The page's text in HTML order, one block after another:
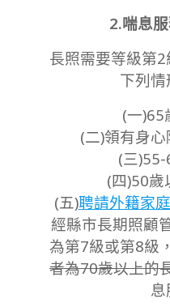
2.喘息
長照需要等級第
下列情
(一)65
(二)領有身
(三
(四)50歲
(五)聘請外籍家
經縣市長期照顧
為第7級或第8級，
者為70歲以上的
息